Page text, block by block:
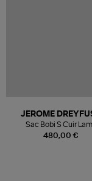
480,00 €
JEROME
Sac Bobi S Cuir
Champagne